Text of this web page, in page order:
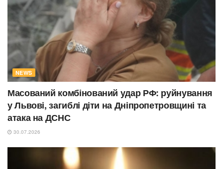
NEWS
Масований комбінований удар РФ: руйнування
у Львові, загиблі діти на Дніпропетровщині та
атака на ДСНС
30.07.2026